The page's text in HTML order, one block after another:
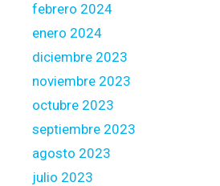
s
febrero 2024
enero 2024
diciembre 2023
noviembre 2023
octubre 2023
septiembre 2023
agosto 2023
julio 2023